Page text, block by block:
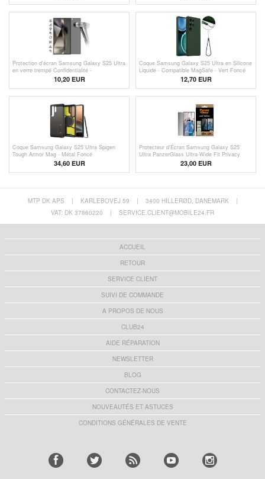
Protection d'écran Samsung Galaxy S25 Ultra
en verre trempé Confidentialité -
Déverrouillage par empreinte digitale - Bordure
10,20 EUR
Coque Samsung Galaxy S25 Ultra en Silicone
Liquide - Compatible MagSafe - Vert Foncé
12,70 EUR
Coque Samsung Galaxy S25 Ultra Spigen
Tough Armor Mag - Métal Foncé
34,60 EUR
Protecteur d'Écran Samsung Galaxy S25
Ultra PanzerGlass Ultra-Wide Fit Privacy
23,00 EUR
MTP DK APS | KARLEBOVEJ 59 | 3400 HILLERØD, DANEMARK
|
VAT: DK 37860220
| SERVICE.CLIENT@MOBILE24.FR
ACCUEIL
RETOUR
SERVICE CLIENT
SUIVI DE COMMANDE
A PROPOS DE NOUS
CLUB24
AIDE RÉPARATION
NEWSLETTER
BLOG
CONTACTEZ-NOUS
NOUVEAUTÉS ET ASTUCES
CONDITIONS GÉNÉRALES DE VENTE